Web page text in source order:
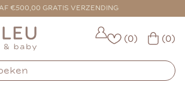
€500,00 GRATIS VERZENDING
BESTELD = VANDAAG VERZONDEN
(0) (0)